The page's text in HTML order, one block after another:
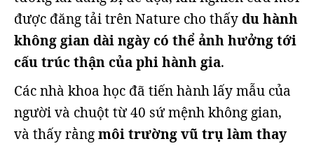
được đăng tải trên Nature cho thấydu hành
không gian dài ngày có thể ảnh hưởng tới
cấu trúc thận của phi hành gia.
Các nhà khoa học đã tiến hành lấy mẫu của
người và chuột từ 40 sứ mệnh không gian,
và thấy rằngmôi trường vũ trụ làm thay